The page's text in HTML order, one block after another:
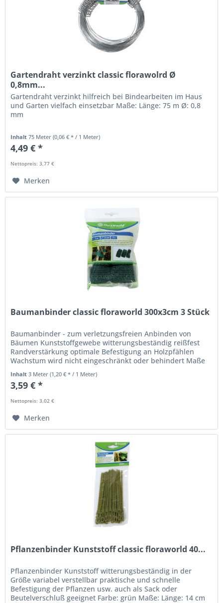
Gartendraht verzinkt classic florawolrd Ø
0,8mm...
Gartendraht verzinkt hilfreich bei Bindearbeiten im Haus
und Garten vielfach einsetzbar Maße: Länge: 75 m Ø: 0,8
mm
Inhalt75 Meter(0,06 € * / 1 Meter)
4,49 € *
Nettopreis: 3,77 €
Merken
Baumanbinder classic floraworld 300x3cm 3 Stück
Baumanbinder - zum verletzungsfreien Anbinden von
Bäumen Kunststoffgewebe witterungsbeständig reißfest
Randverstärkung optimale Befestigung an Holzpfählen
Wachstum wird nicht eingeschränkt oder behindert Maße
Inhalt3 Meter(1,20 € * / 1 Meter)
3,59 € *
Nettopreis: 3,02 €
Merken
Pflanzenbinder Kunststoff classic floraworld 40...
Pflanzenbinder Kunststoff witterungsbeständig in der
Größe variabel verstellbar praktische und schnelle
Befestigung der Pflanzen usw. auch als Sack oder
Beutelverschluß geeignet Farbe: grün Maße: Länge: 14 cm